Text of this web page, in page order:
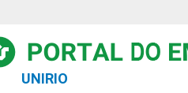
UNIRIO